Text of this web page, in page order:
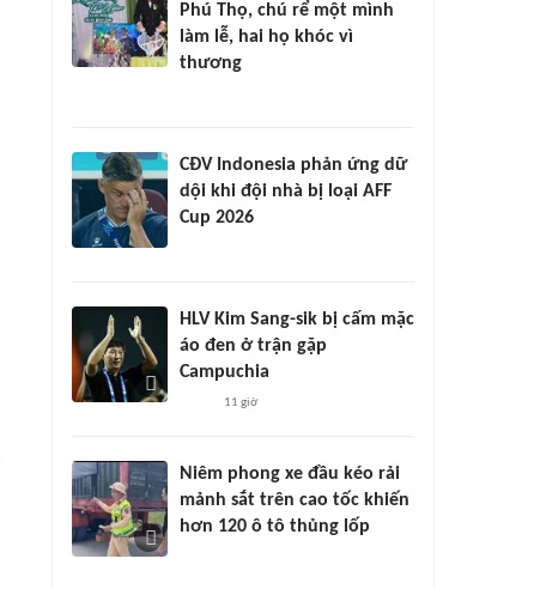
Phú Thọ, chú rể một mình
làm lễ, hai họ khóc vì
thương
CĐV Indonesia phản ứng dữ
dội khi đội nhà bị loại AFF
Cup 2026
HLV Kim Sang-sik bị cấm mặc
áo đen ở trận gặp
Campuchia
11 giờ
Niêm phong xe đầu kéo rải
mảnh sắt trên cao tốc khiến
hơn 120 ô tô thủng lốp